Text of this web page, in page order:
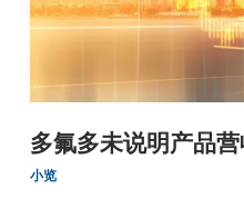
多氟多未说明产品
小览